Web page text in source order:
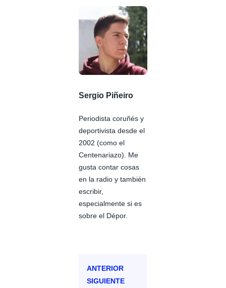
Sergio Piñeiro
Periodista coruñés y
deportivista desde el
2002 (como el
Centenariazo). Me
gusta contar cosas
en la radio y también
escribir,
especialmente si es
sobre el Dépor.
ANTERIOR
SIGUIENTE